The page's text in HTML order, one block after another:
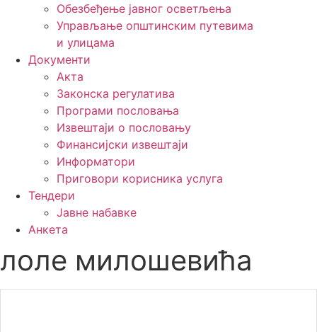
Обезбеђење јавног осветљења
Управљање општинским путевима
и улицама
Документи
Акта
Законска регулатива
Програми пословања
Извештаји о пословању
Финансијски извештаји
Информатори
Приговори корисника услуга
Тендери
Јавне набавке
Анкета
лоле милошевића